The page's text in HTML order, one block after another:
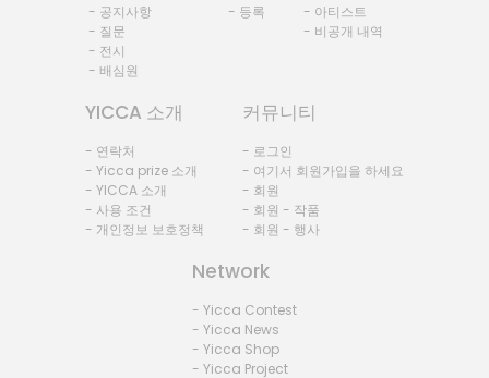
- 공지사항
- 질문
- 전시
- 배심원
- 등록
- 아티스트
- 비공개 내역
YICCA 소개
- 연락처
- Yicca prize 소개
- YICCA 소개
- 사용 조건
- 개인정보 보호정책
커뮤니티
- 로그인
- 여기서 회원가입을 하세요
- 회원
- 회원 - 작품
- 회원 - 행사
Network
- Yicca Contest
- Yicca News
- Yicca Shop
- Yicca Project